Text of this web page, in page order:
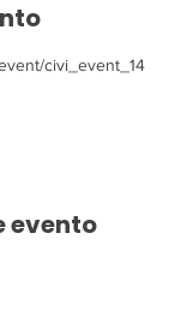
civi_event_14
evento